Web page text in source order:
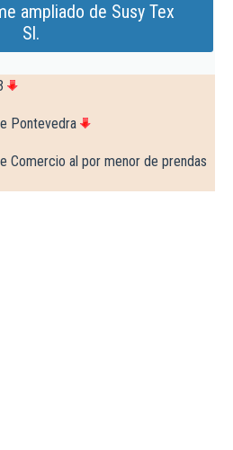
ampliado de Susy Tex
Sl.
Pontevedra
Comercio al por menor de prendas